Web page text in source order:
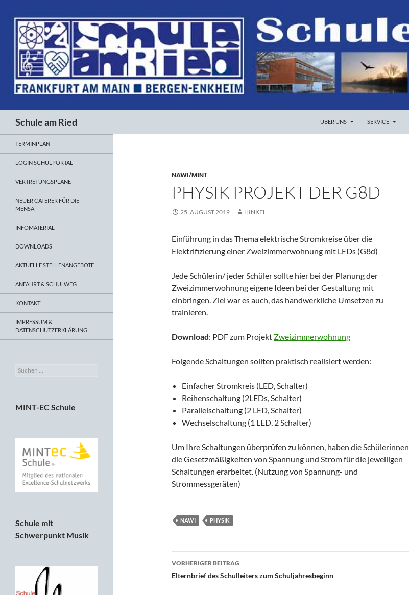
Schule am Ried
ÜBER UNS
SERVICE
NAWI/MINT
PHYSIK PROJEKT DER G8D
25. AUGUST 2019 HINKEL
Einführung in das Thema elektrische Stromkreise über die
Elektrifizierung einer Zweizimmerwohnung mit LEDs (G8d)
Jede Schülerin/ jeder Schüler sollte hier bei der Planung der
Zweizimmerwohnung eigene Ideen bei der Gestaltung mit
einbringen. Ziel war es auch, das handwerkliche Umsetzen zu
trainieren.
Download: PDF zum Projekt Zweizimmerwohnung
Folgende Schaltungen sollten praktisch realisiert werden:
Einfacher Stromkreis (LED, Schalter)
Reihenschaltung (2LEDs, Schalter)
Parallelschaltung (2 LED, Schalter)
Wechselschaltung (1 LED, 2 Schalter)
Um Ihre Schaltungen überprüfen zu können, haben die Schülerinnen
die Gesetzmäßigkeiten von Spannung und Strom für die jeweiligen
Schaltungen erarbeitet. (Nutzung von Spannung- und
Strommessgeräten)
NAWI PHYSIK
Beitragsnavigation
VORHERIGER BEITRAG
Elternbrief des Schulleiters zum Schuljahresbeginn
TERMINPLAN
LOGIN SCHULPORTAL
VERTRETUNGSPLÄNE
NEUER CATERER FÜR DIE
MENSA
INFOMATERIAL
DOWNLOADS
AKTUELLE STELLENANGEBOTE
ANFAHRT & SCHULWEG
KONTAKT
IMPRESSUM &
DATENSCHUTZERKLÄRUNG
Suchen
MINT-EC Schule
Schule mit
Schwerpunkt Musik